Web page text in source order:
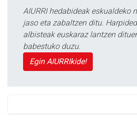
AIURRI hedabideak eskualdeko
jaso eta zabaltzen ditu.
albisteak euskaraz lantzen
babestuko duzu.
Egin AIURRIkide!